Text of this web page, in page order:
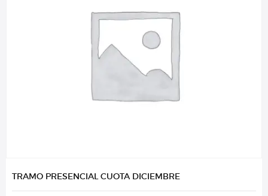
TRAMO PRESENCIAL CUOTA DICIEMBRE